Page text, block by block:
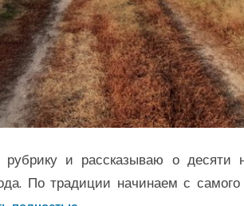
и рассказываю о десяти
По традиции начинаем с